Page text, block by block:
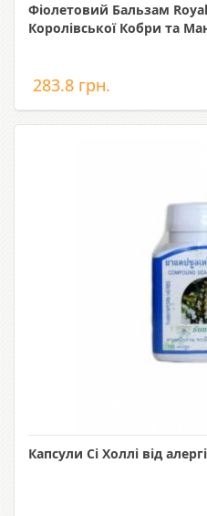
Фіолетовий Бальзам
Королівської Кобри та
283.8 грн.
Капсули Сі Холлі від